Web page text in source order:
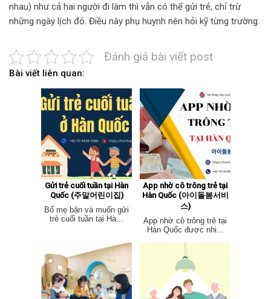
nhau) như cả hai người đi làm thì vẫn có thể gửi trẻ, chỉ trừ
những ngày lịch đỏ. Điều này phụ huynh nên hỏi kỹ từng trường.
Đánh giá bài viết post
Bài viết liên quan:
Gửi trẻ cuối tuần tại Hàn
Quốc (주말어린이집)
Bố mẹ bận và muốn gửi
trẻ cuối tuần tại Hà...
App nhờ cô trông trẻ tại
Hàn Quốc (아이돌봄서비
스)
App nhờ cô trông trẻ tại
Hàn Quốc được nhi...